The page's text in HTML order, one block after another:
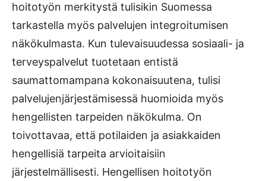
hoitotyön merkitystä tulisikin Suomessa
tarkastella myös palvelujen integroitumisen
näkökulmasta. Kun tulevaisuudessa sosiaali- ja
terveyspalvelut tuotetaan entistä
saumattomampana kokonaisuutena, tulisi
palvelujenjärjestämisessä huomioida myös
hengellisten tarpeiden näkökulma. On
toivottavaa, että potilaiden ja asiakkaiden
hengellisiä tarpeita arvioitaisiin
järjestelmällisesti. Hengellisen hoitotyön